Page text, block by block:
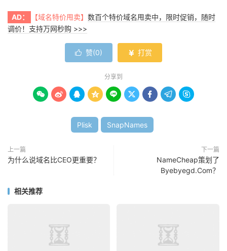
AD： 【域名特价甩卖】 数百个特价域名甩卖中，限时促销，随时
调价！支持万网秒购 >>>
 赞(0)  打赏
分享到
        
Plisk SnapNames
上一篇
为什么说域名比CEO更重要？
下一篇
NameCheap策划了
Byebyegd.Com？
相关推荐